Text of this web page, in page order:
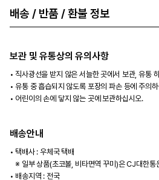
배송 / 반품 / 환불 정보
보관 및 유통상의 유의사항
직사광선을 받지 않은 서늘한 곳에서 보관, 유통
유통 중 흡습되지 않도록 포장의 파손 등에 주의
어린이의 손에 닿지 않는 곳에 보관하십시오.
배송안내
택배사 : 우체국 택배
※ 일부 상품(초코볼, 비타면역 꾸미)은 CJ대한통
배송지역 : 전국